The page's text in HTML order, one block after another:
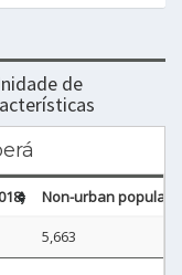
de
Non-urban
5,663